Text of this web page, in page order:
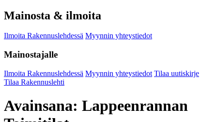
Mainosta & ilmoita
Ilmoita Rakennuslehdessä Myynnin yhteystiedot
Mainostajalle
Ilmoita Rakennuslehdessä Myynnin yhteystiedot Tilaa uutiskirje
Tilaa Rakennuslehti
Avainsana: Lappeenrannan